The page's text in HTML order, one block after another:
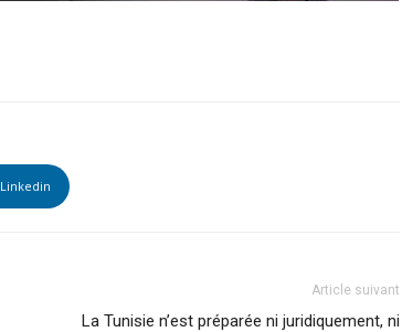
Linkedin
Article suivant
La Tunisie n’est préparée ni juridiquement, ni